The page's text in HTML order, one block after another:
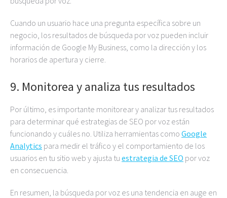
Cuando un usuario hace una pregunta específica sobre un
negocio, los resultados de búsqueda por voz pueden incluir
información de Google My Business, como la dirección y los
horarios de apertura y cierre.
9. Monitorea y analiza tus resultados
Por último, es importante monitorear y analizar tus resultados
para determinar qué estrategias de SEO por voz están
funcionando y cuáles no. Utiliza herramientas como Google
Analytics para medir el tráfico y el comportamiento de los
usuarios en tu sitio web y ajusta tu estrategia de SEO por voz
en consecuencia.
En resumen, la búsqueda por voz es una tendencia en auge en